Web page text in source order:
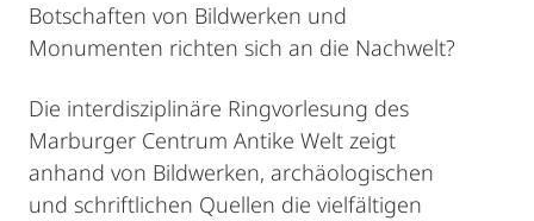
Botschaften von Bildwerken und
Monumenten richten sich an die Nachwelt?
Die interdisziplinäre Ringvorlesung des
Marburger Centrum Antike Welt zeigt
anhand von Bildwerken, archäologischen
und schriftlichen Quellen die vielfältigen